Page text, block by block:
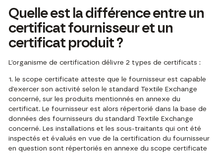
Quelle est la différence entre un
certificat fournisseur et un
certificat produit ?
L’organisme de certification délivre 2 types de certificats :
1. le scope certificate atteste que le fournisseur est capable
d’exercer son activité selon le standard Textile Exchange
concerné, sur les produits mentionnés en annexe du
certificat. Le fournisseur est alors répertorié dans la base de
données des fournisseurs du standard Textile Exchange
concerné. Les installations et les sous-traitants qui ont été
inspectés et évalués en vue de la certification du fournisseur
en question sont répertoriés en annexe du scope certificate